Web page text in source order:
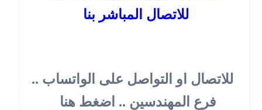
للاتصال المباشر بنا
للاتصال او التواصل على الواتساب ..
فرع المهندسين .. اضغط هنا